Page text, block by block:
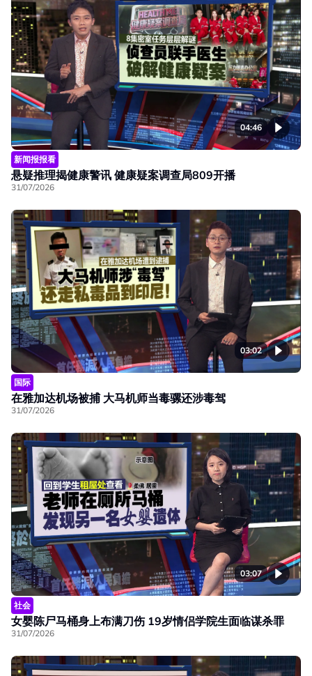
04:46
新闻报报看
悬疑推理揭健康警讯 健康疑案调查局809开播
31/07/2026
03:02
国际
在雅加达机场被捕 大马机师当毒骡还涉毒驾
31/07/2026
03:07
社会
女婴陈尸马桶身上布满刀伤 19岁情侣学院生面临谋杀罪
31/07/2026